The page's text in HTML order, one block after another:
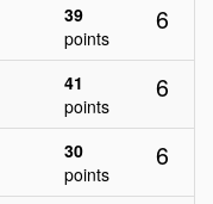
39
points
6
41
points
6
30
points
6